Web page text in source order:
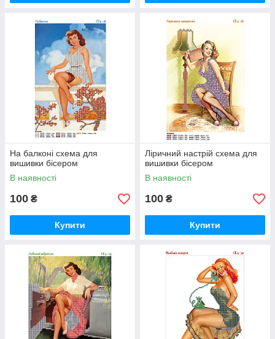
На балконі схема для
вишивки бісером
В наявності
100 ₴
Купити
Ліричний настрій схема для
вишивки бісером
В наявності
100 ₴
Купити